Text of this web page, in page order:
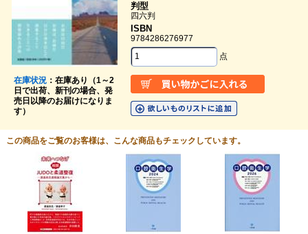
在庫状況：在庫あり（1～2
日で出荷、新刊の場合、発
売日以降のお届けになりま
す）
判型
四六判
ISBN
9784286276977
点
この商品をご覧のお客様は、こんな商品もチェックしています。